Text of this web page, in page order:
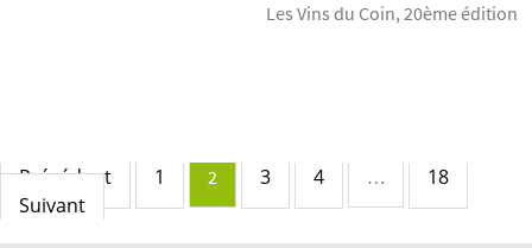
Les Vins du Coin, 20ème édition
Précédent 1 2 3 4 …
18
Suivant